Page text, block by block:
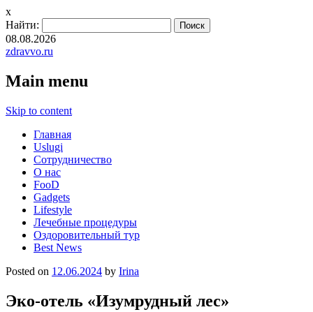
x
Найти:
08.08.2026
zdravvo.ru
Main menu
Skip to content
Главная
Uslugi
Сотрудничество
О нас
FooD
Gadgets
Lifestyle
Лечебные процедуры
Оздоровительный тур
Best News
Posted on 12.06.2024 by Irina
Эко-отель «Изумрудный лес»